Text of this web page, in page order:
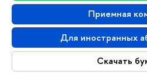
Приемная
Для иностранных
Скачать